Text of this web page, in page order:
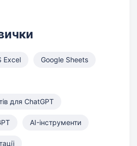
Excel Google Sheets
для ChatGPT
AI-інструменти